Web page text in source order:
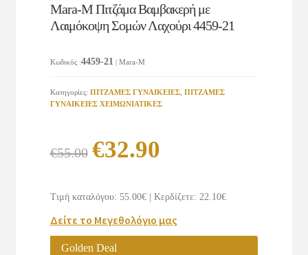
Mara-M Πιτζάμα Βαμβακερή με
Λαιμόκοψη Σομών Λαχούρι 4459-21
Κωδικός :4459-21 | Mara-M
Κατηγορίες: ΠΙΤΖΑΜΕΣ ΓΥΝΑΙΚΕΙΕΣ, ΠΙΤΖΑΜΕΣ
ΓΥΝΑΙΚΕΙΕΣ ΧΕΙΜΩΝΙΑΤΙΚΕΣ
€55.00
Original
was:
€55.00.
€32.90
τιμή
είναι:
€32.90.
Τιμή καταλόγου: 55.00€ Κερδίζετε: 22.10€
Δείτε το Μεγεθολόγιο μας
Golden Deal